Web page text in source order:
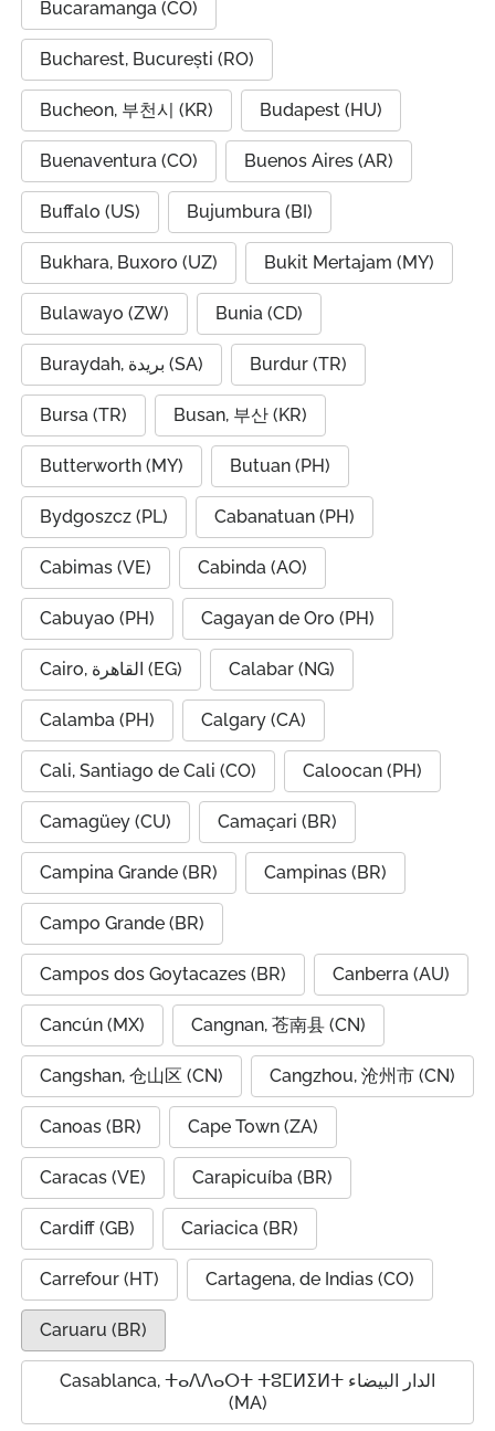
Bucaramanga (CO)
Bucharest, București (RO)
Bucheon, 부천시 (KR) Budapest (HU)
Buenaventura (CO) Buenos Aires (AR)
Buffalo (US) Bujumbura (BI)
Bukhara, Buxoro (UZ) Bukit Mertajam (MY)
Bulawayo (ZW) Bunia (CD)
Buraydah, بريدة (SA) Burdur (TR)
Bursa (TR) Busan, 부산 (KR)
Butterworth (MY) Butuan (PH)
Bydgoszcz (PL) Cabanatuan (PH)
Cabimas (VE) Cabinda (AO)
Cabuyao (PH) Cagayan de Oro (PH)
Cairo, القاهرة (EG) Calabar (NG)
Calamba (PH) Calgary (CA)
Cali, Santiago de Cali (CO) Caloocan (PH)
Camagüey (CU) Camaçari (BR)
Campina Grande (BR) Campinas (BR)
Campo Grande (BR)
Campos dos Goytacazes (BR) Canberra (AU)
Cancún (MX) Cangnan, 苍南县 (CN)
Cangshan, 仓山区 (CN) Cangzhou, 沧州市 (CN)
Canoas (BR) Cape Town (ZA)
Caracas (VE) Carapicuíba (BR)
Cardiff (GB) Cariacica (BR)
Carrefour (HT) Cartagena, de Indias (CO)
Caruaru (BR)
Casablanca, ⵜⴰⴷⴷⴰⵔⵜ ⵜⵓⵎⵍⵉⵍⵜ الدار البيضاء
(MA)